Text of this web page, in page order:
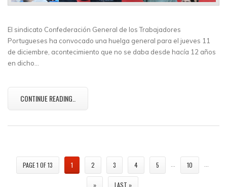
El sindicato Confederación General de los Trabajadores
Portugueses ha convocado una huelga general para el jueves 11
de diciembre, acontecimiento que no se daba desde hacía 12 años
en dicho…
CONTINUE READING..
PAGE 1 OF 13 1 2 3 4 5 10
» LAST »